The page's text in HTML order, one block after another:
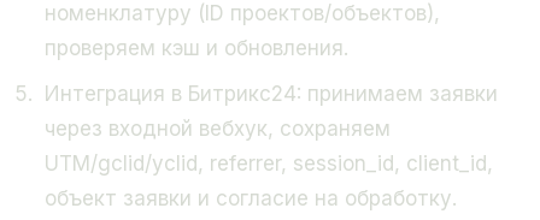
номенклатуру (ID проектов/объектов),
проверяем кэш и обновления.
Интеграция в Битрикс24: принимаем заявки
через входной вебхук, сохраняем
UTM/gclid/yclid, referrer, session_id, client_id,
объект заявки и согласие на обработку.